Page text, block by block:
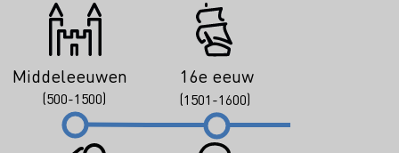
Middeleeuwen
(500-1500)
16e eeuw
(1501-1600)